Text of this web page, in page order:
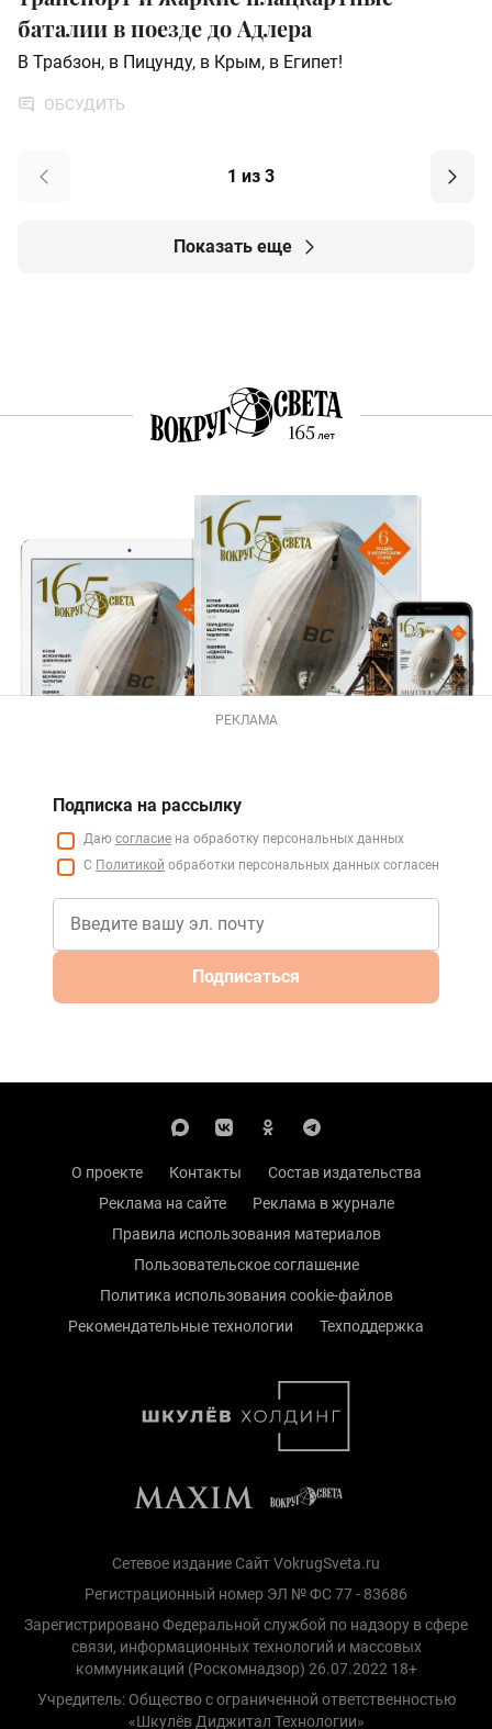
баталии в поезде до Адлера
В Трабзон, в Пицунду, в Крым, в Египет!
ОБСУДИТЬ
1 из 3
Показать еще
РЕКЛАМА
Подписка на рассылку
Даю согласие на обработку персональных данных
С Политикой обработки персональных данных согласен
Подписаться
О проекте Контакты
Состав издательства
Реклама на сайте
Реклама в журнале
Правила использования материалов
Пользовательское соглашение
Политика использования cookie-файлов
Рекомендательные технологии
Техподдержка
Сетевое издание Сайт VokrugSveta.ru
Регистрационный номер ЭЛ № ФС 77 - 83686
Зарегистрировано Федеральной службой по надзору в сфере
связи, информационных технологий и массовых
коммуникаций (Роскомнадзор) 26.07.2022 18+
Учредитель: Общество с ограниченной ответственностью
«Шкулёв Диджитал Технологии»